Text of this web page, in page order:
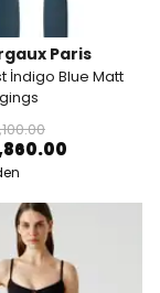
Paris
İndigo Blue Matt